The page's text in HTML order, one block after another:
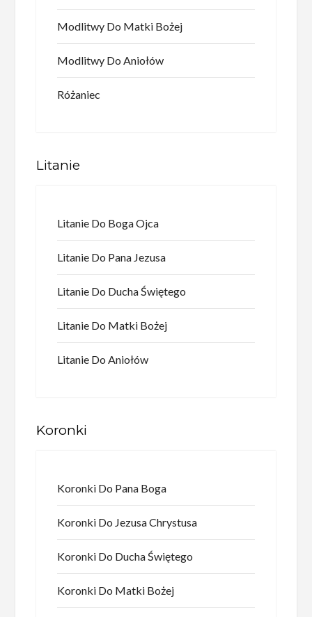
Modlitwy Do Matki Bożej
Modlitwy Do Aniołów
Różaniec
Litanie
Litanie Do Boga Ojca
Litanie Do Pana Jezusa
Litanie Do Ducha Świętego
Litanie Do Matki Bożej
Litanie Do Aniołów
Koronki
Koronki Do Pana Boga
Koronki Do Jezusa Chrystusa
Koronki Do Ducha Świętego
Koronki Do Matki Bożej